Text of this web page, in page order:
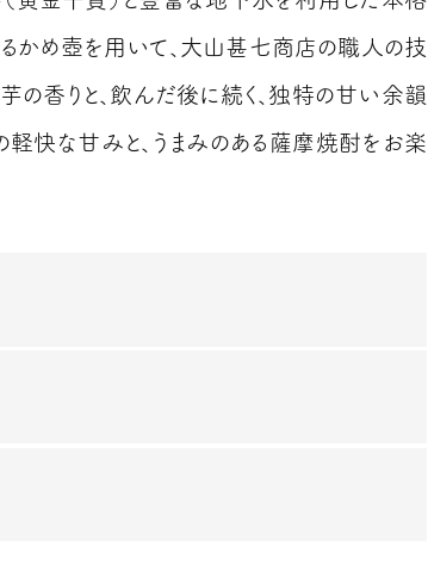
かめ壺を用いて、大山甚七商店の職人の技
の香りと、飲んだ後に続く、独特の甘い余韻
快な甘みと、うまみのある薩摩焼酎をお楽